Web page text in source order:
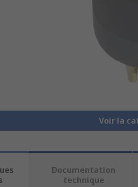
Voir la
Documentation
technique